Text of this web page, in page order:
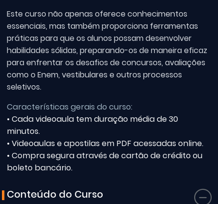
Este curso não apenas oferece conhecimentos
essenciais, mas também proporciona ferramentas
práticas para que os alunos possam desenvolver
habilidades sólidas, preparando-os de maneira eficaz
para enfrentar os desafios de concursos, avaliações
como o Enem, vestibulares e outros processos
seletivos.
Características gerais do curso:
• Cada videoaula tem duração média de 30
minutos.
• Videoaulas e apostilas em PDF acessadas online.
• Compra segura através de cartão de crédito ou
boleto bancário.
Conteúdo do Curso